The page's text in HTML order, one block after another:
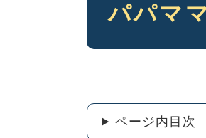
パパマ
ページ内目次